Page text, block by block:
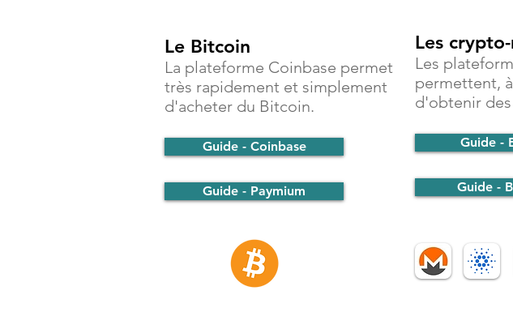
Le Bitcoin
La plateforme Coinbase permet
très rapidement et simplement
d'acheter du Bitcoin.
Guide - Coinbase
Guide - Paymium
Les
Les
permettent,
d'obtenir
Guide -
Guide -